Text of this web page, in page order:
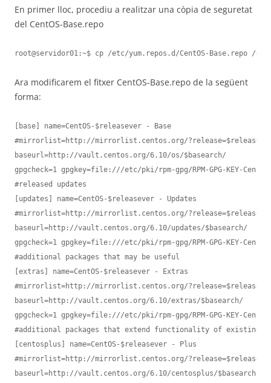
En primer lloc, procediu a realitzar una còpia de seguretat
del CentOS-Base.repo
root@servidor01:~$ cp /etc/yum.repos.d/CentOS-Base.repo /
Ara modificarem el fitxer CentOS-Base.repo de la següent
forma:
[base] name=CentOS-$releasever - Base
#mirrorlist=http://mirrorlist.centos.org/
baseurl=http://vault.centos.org/6.10/os/$basearch/
gpgcheck=1 gpgkey=file:///etc/pki/rpm-gpg/RPM-GPG-KEY-
#released updates
[updates] name=CentOS-$releasever - Updates
#mirrorlist=http://mirrorlist.centos.org/
baseurl=http://vault.centos.org/6.10/updates/$basearch/
gpgcheck=1 gpgkey=file:///etc/pki/rpm-gpg/RPM-GPG-KEY-
#additional packages that may be useful
[extras] name=CentOS-$releasever - Extras
#mirrorlist=http://mirrorlist.centos.org/
baseurl=http://vault.centos.org/6.10/extras/$basearch/
gpgcheck=1 gpgkey=file:///etc/pki/rpm-gpg/RPM-GPG-KEY-
#additional packages that extend functionality of existing
[centosplus] name=CentOS-$releasever - Plus
#mirrorlist=http://mirrorlist.centos.org/
baseurl=http://vault.centos.org/6.10/centosplus/$basearch/